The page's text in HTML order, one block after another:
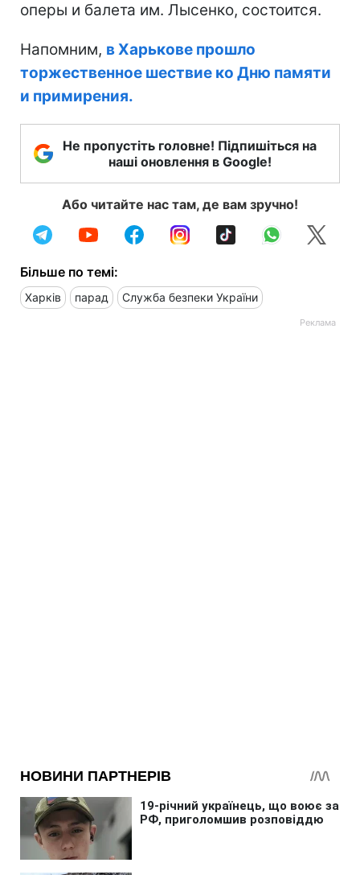
оперы и балета им. Лысенко, состоится.
Напомним, в Харькове прошло
торжественное шествие ко Дню памяти
и примирения.
Не пропустіть головне! Підпишіться на
наші оновлення в Google!
Або читайте нас там, де вам зручно!
Більше по темі:
Харків парад Служба безпеки України